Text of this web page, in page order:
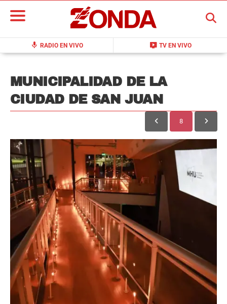
mic RADIO EN VIVO live_tv TV EN VIVO
BUSCAR
MUNICIPALIDAD DE LA
CIUDAD DE SAN JUAN
8